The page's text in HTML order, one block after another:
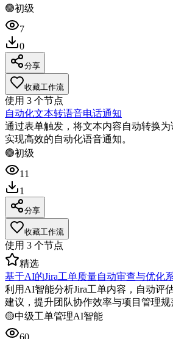
🟢初级
7
0
分享
收藏工作流
使用 3 个节点
自动化文本转语音电话通知
通过表单触发，将文本内容自动转换为
实现高效的自动化语音通知。
🟢初级
11
1
分享
收藏工作流
使用 3 个节点
精选
基于AI的Jira工单质量自动审查与优化
利用AI智能分析Jira工单内容，自动评
建议，提升团队协作效率与项目管理规
🟡中级工单管理AI智能
60